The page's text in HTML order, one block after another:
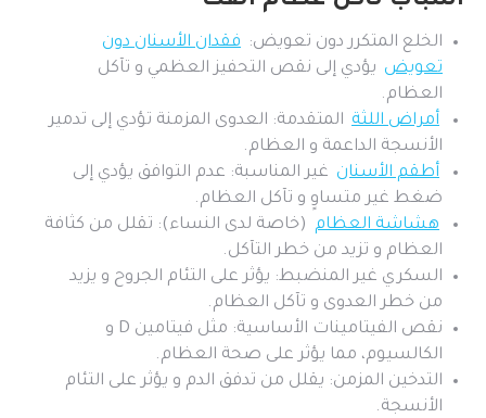
الخلع المتكرر دون تعويض: فقدان الأسنان دون
تعويض يؤدي إلى نقص التحفيز العظمي و تآكل
العظام.
أمراض اللثة المتقدمة: العدوى المزمنة تؤدي إلى تدمير
الأنسجة الداعمة و العظام.
أطقم الأسنان غير المناسبة: عدم التوافق يؤدي إلى
ضغط غير متساوٍ و تآكل العظام.
هشاشة العظام (خاصة لدى النساء): تقلل من كثافة
العظام و تزيد من خطر التآكل.
السكري غير المنضبط: يؤثر على التئام الجروح و يزيد
من خطر العدوى و تآكل العظام.
نقص الفيتامينات الأساسية: مثل فيتامين D و
الكالسيوم، مما يؤثر على صحة العظام.
التدخين المزمن: يقلل من تدفق الدم و يؤثر على التئام
الأنسجة.